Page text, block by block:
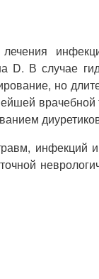
D. В случае
но
врачебной
инфекций